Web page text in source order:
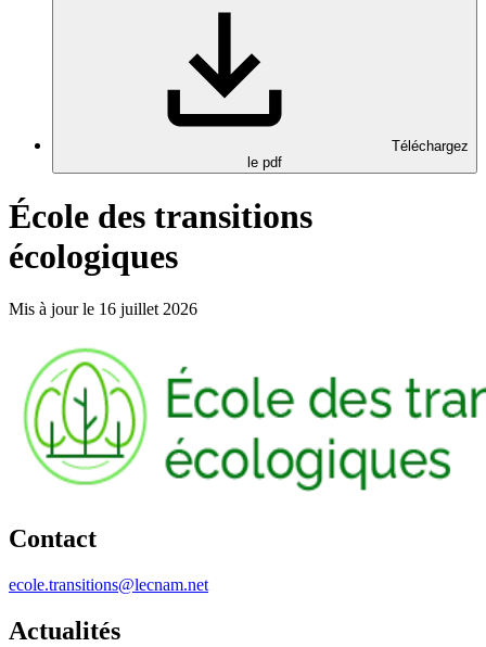
Téléchargez
le pdf
École des transitions
écologiques
Mis à jour le 16 juillet 2026
Contact
ecole.transitions@lecnam.net
Actualités